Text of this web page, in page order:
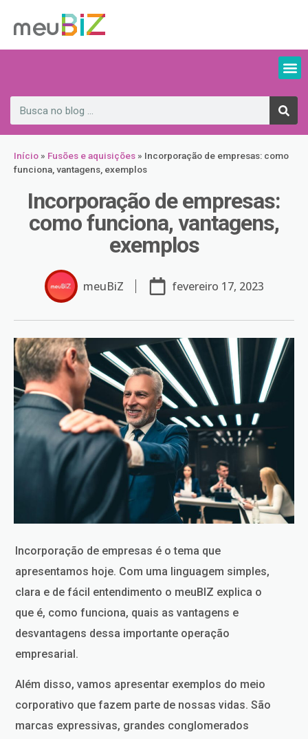
Início » Fusões e aquisições » Incorporação de empresas: como
funciona, vantagens, exemplos
Incorporação de empresas:
como funciona, vantagens,
exemplos
meuBiZ fevereiro 17, 2023
Incorporação de empresas é o tema que
apresentamos hoje. Com uma linguagem simples,
clara e de fácil entendimento o meuBIZ explica o
que é, como funciona, quais as vantagens e
desvantagens dessa importante operação
empresarial.
Além disso, vamos apresentar exemplos do meio
corporativo que fazem parte de nossas vidas. São
marcas expressivas, grandes conglomerados